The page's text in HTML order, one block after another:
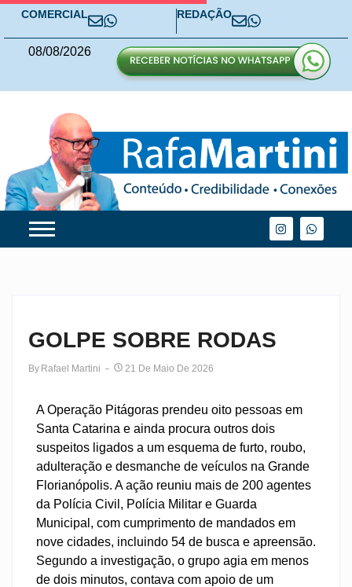
COMERCIAL REDAÇÃO
08/08/2026
GOLPE SOBRE RODAS
By Rafael Martini 21 De Maio De 2026
A Operação Pitágoras prendeu oito pessoas em
Santa Catarina e ainda procura outros dois
suspeitos ligados a um esquema de furto, roubo,
adulteração e desmanche de veículos na Grande
Florianópolis. A ação reuniu mais de 200 agentes
da Polícia Civil, Polícia Militar e Guarda
Municipal, com cumprimento de mandados em
nove cidades, incluindo 54 de busca e apreensão.
Segundo a investigação, o grupo agia em menos
de dois minutos, contava com apoio de um